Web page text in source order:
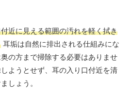
近に見える範囲の汚れを軽く拭き
耳垢は自然に排出される仕組みにな
の方まで掃除する必要はありませ
ようとせず、耳の入り口付近を清
しょう。